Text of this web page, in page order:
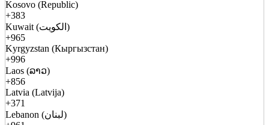
Kosovo (Republic)
+383
Kuwait (الكويت)
+965
Kyrgyzstan (Кыргызстан)
+996
Laos (ລາວ)
+856
Latvia (Latvija)
+371
Lebanon (لبنان)